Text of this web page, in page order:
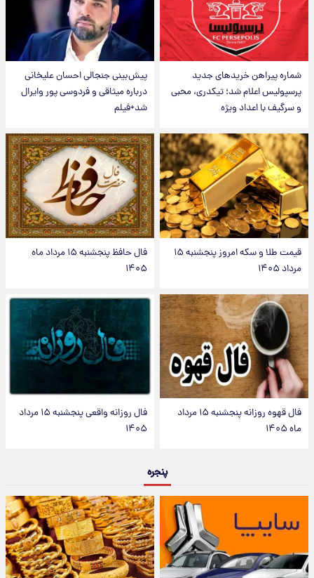
شماره پیراهن خریدهای جدید
پرسپولیس اعلام شد؛ تیکدری، محبی
و سرگیف با اعداد ویژه
پیش‌بینی جنجالی احسان علیخانی
درباره میثاقی و فردوسی پور وایرال
شد+فیلم
قیمت طلا و سکه امروز پنجشنبه ۱۵
مرداد ۱۴۰۵
فال حافظ پنجشنبه ۱۵ مرداد ماه
۱۴۰۵
فال قهوه روزانه پنجشنبه ۱۵ مرداد
ماه ۱۴۰۵
فال روزانه واقعی پنجشنبه ۱۵ مرداد
۱۴۰۵
پنجره